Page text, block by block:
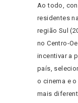
Ao todo,
residentes
região Sul
no Centro-
incentivar a
país,
o cinema e
mais